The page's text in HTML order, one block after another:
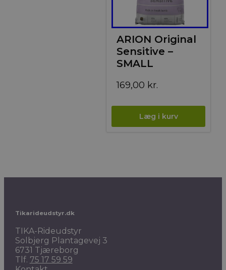
ARION Original
Sensitive –
SMALL
169,00 kr.
Tikarideudstyr.dk
TIKA-Rideudstyr
Solbjerg Plantagevej 3
6731 Tjæreborg
Tlf. 75 17 59 59